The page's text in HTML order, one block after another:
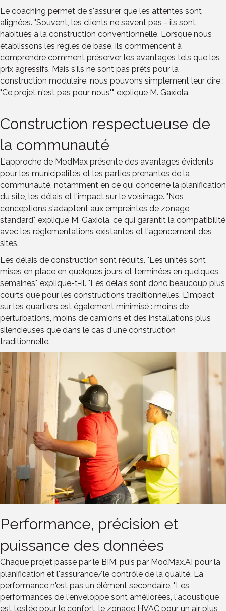
Le coaching permet de s'assurer que les attentes sont
alignées. "Souvent, les clients ne savent pas - ils sont
habitués à la construction conventionnelle. Lorsque nous
établissons les règles de base, ils commencent à
comprendre comment préserver les avantages tels que les
prix agressifs. Mais s'ils ne sont pas prêts pour la
construction modulaire, nous pouvons simplement leur dire :
"Ce projet n'est pas pour nous"", explique M. Gaxiola.
Construction respectueuse de
la communauté
L'approche de ModMax présente des avantages évidents
pour les municipalités et les parties prenantes de la
communauté, notamment en ce qui concerne la planification
du site, les délais et l'impact sur le voisinage. "Nos
conceptions s'adaptent aux empreintes de zonage
standard", explique M. Gaxiola, ce qui garantit la compatibilité
avec les réglementations existantes et l'agencement des
sites.
Les délais de construction sont réduits. "Les unités sont
mises en place en quelques jours et terminées en quelques
semaines", explique-t-il. "Les délais sont donc beaucoup plus
courts que pour les constructions traditionnelles. L'impact
sur les quartiers est également minimisé : moins de
perturbations, moins de camions et des installations plus
silencieuses que dans le cas d'une construction
traditionnelle.
Performance, précision et
puissance des données
Chaque projet passe par le BIM, puis par ModMax.AI pour la
planification et l'assurance/le contrôle de la qualité. La
performance n'est pas un élément secondaire. "Les
performances de l'enveloppe sont améliorées, l'acoustique
est testée pour le confort, le zonage HVAC pour un air plus